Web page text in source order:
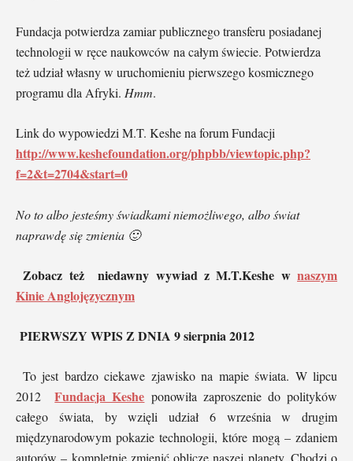
Fundacja potwierdza zamiar publicznego transferu posiadanej
technologii w ręce naukowców na całym świecie. Potwierdza
też udział własny w uruchomieniu pierwszego kosmicznego
programu dla Afryki. Hmm.
Link do wypowiedzi M.T. Keshe na forum Fundacji
http://www.keshefoundation.org/phpbb/viewtopic.php?
f=2&t=2704&start=0
No to albo jesteśmy świadkami niemożliwego, albo świat
naprawdę się zmienia 🙂
Zobacz też niedawny wywiad z M.T.Keshe wnaszym
Kinie Anglojęzycznym
PIERWSZY WPIS Z DNIA 9 sierpnia 2012
To jest bardzo ciekawe zjawisko na mapie świata. W lipcu
2012Fundacja Keshe ponowiła zaproszenie do polityków
całego świata, by wzięli udział 6 września w drugim
międzynarodowym pokazie technologii, które mogą – zdaniem
autorów – kompletnie zmienić oblicze naszej planety. Chodzi o